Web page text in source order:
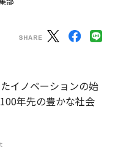
イノベーションの始
年先の豊かな社会